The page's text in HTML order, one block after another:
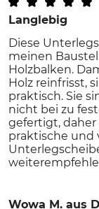
Langlebig
Diese
meinen
Holzbalken.
Holz reinfrisst,
praktisch. Sie
nicht bei zu
gefertigt,
praktische und
Wowa M. aus